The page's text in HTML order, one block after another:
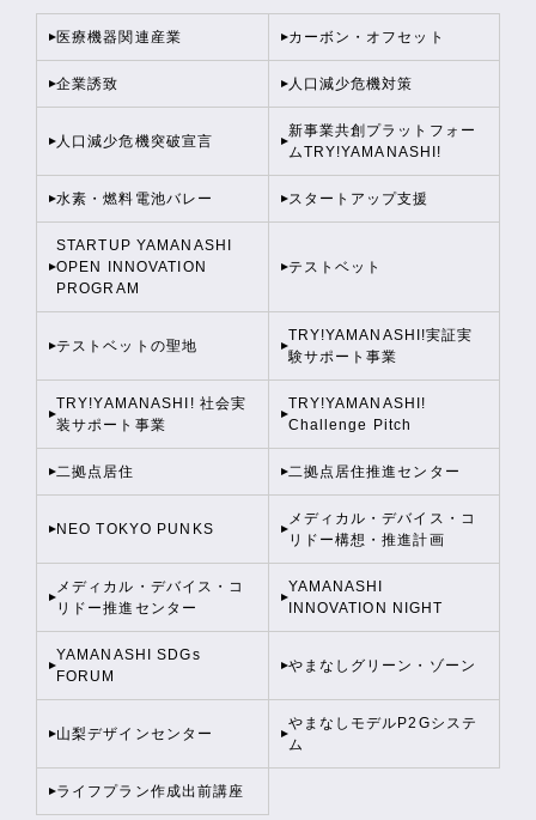
医療機器関連産業 カーボン・オフセット
企業誘致 人口減少危機対策
人口減少危機突破宣言
新事業共創プラットフォー
ムTRY!YAMANASHI!
水素・燃料電池バレー スタートアップ支援
STARTUP YAMANASHI
OPEN INNOVATION
PROGRAM
テストベット
テストベットの聖地
TRY!YAMANASHI!実証実
験サポート事業
TRY!YAMANASHI! 社会実
装サポート事業
TRY!YAMANASHI!
Challenge Pitch
二拠点居住 二拠点居住推進センター
NEO TOKYO PUNKS
メディカル・デバイス・コ
リドー構想・推進計画
メディカル・デバイス・コ
リドー推進センター
YAMANASHI
INNOVATION NIGHT
YAMANASHI SDGs
FORUM
やまなしグリーン・ゾーン
山梨デザインセンター
やまなしモデルP2Gシステ
ム
ライフプラン作成出前講座